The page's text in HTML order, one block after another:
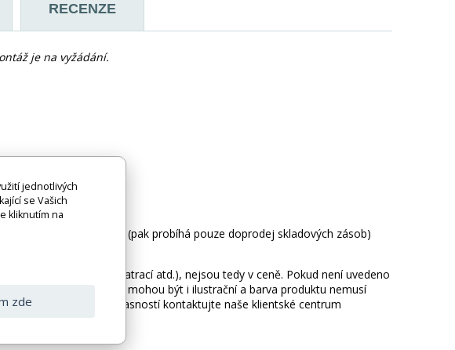
RECENZE
je na vyžádání.
dubna do října (pak probíhá pouze doprodej skladových zásob)
spotřebičů, baterie, matrací atd.), nejsou tedy v ceně. Pokud není uvedeno
zboží. Fotografie mohou být i ilustrační a barva produktu nemusí
podoby. V případě nejasností kontaktujte naše klientské centrum
jednotlivých
se Vašich
kliknutím na
zde